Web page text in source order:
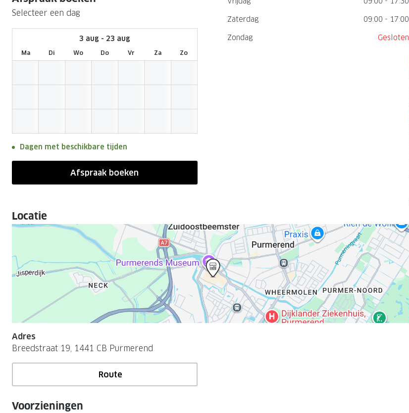
Computerbrillen
Nachtbrillen
Alle merken
NIEUWE COLLECTIE
Sportzonnebrillen
Alle merken
NIEUWE COLLECTIE
Nachtlenzen
Lenzen direct herbestellen
Droge ogen
Klantenservice
Verhuizing doorgeven
Selecteer een dag
3 aug - 23 aug
Ma Di Wo Do Vr Za Zo
Dagen met beschikbare tijden
Afspraak boeken
Zaterdag 09:00 - 17:00
Zondag Gesloten
Locatie
Adres
Breedstraat 19, 1441 CB Purmerend
Route
Voorzieningen